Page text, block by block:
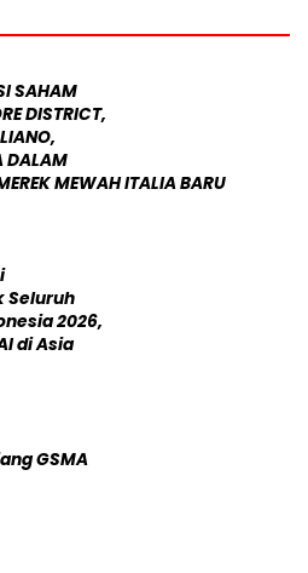
SAHAM
DISTRICT,
DALAM
MEWAH ITALIA BARU
Seluruh
2026,
di Asia
GSMA